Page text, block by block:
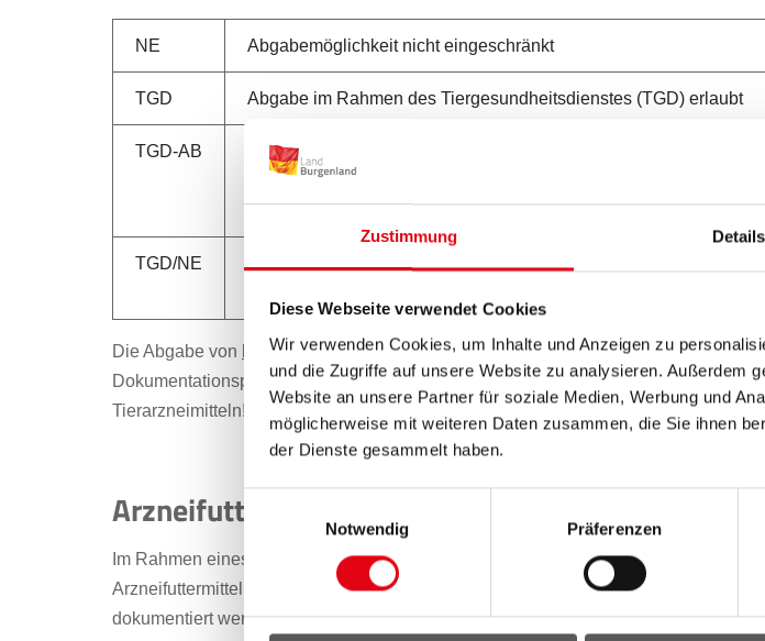
Zustimmung Details
Diese Webseite verwendet Cookies
Wir verwenden Cookies, um Inhalte und Anzeigen zu
und die Zugriffe auf unsere Website zu analysieren. Außerdem
Website an unsere Partner für soziale Medien, Werbung und
möglicherweise mit weiteren Daten zusammen, die Sie ihnen
der Dienste gesammelt haben.
Einwilligungsauswahl
Notwendig
Präferenzen
NE Abgabemöglichkeit nicht eingeschränkt
TGD Abgabe im Rahmen des Tiergesundheitsdienstes (TGD) erlaubt
TGD-AB
Abgabe ist im Rahmen des TGD nur auf Basis besonderer
Erfordernisse gestattet und der Einsatz ist durch geeignete
diagnostische Maßnahmen zu rechtfertigen.
TGD/NE
Abgabe zur Herstellung von Fütterungsarzneimitteln nur im
Die Abgabe von homöopathischen Tierarzneimittelan einen TGD-Betrieb ist
Dokumentationspflicht bei Abgabe/Anwendung von Homöopathika unterscheidet
Tierarzneimitteln!
Arzneifuttermittel
Im Rahmen eines Tiergesundheitsdienstes, unter Anleitung des
Arzneifuttermittel hergestellt werden. Die Herstellung und Verabreichung von
dokumentiert werden (Mischbuch).